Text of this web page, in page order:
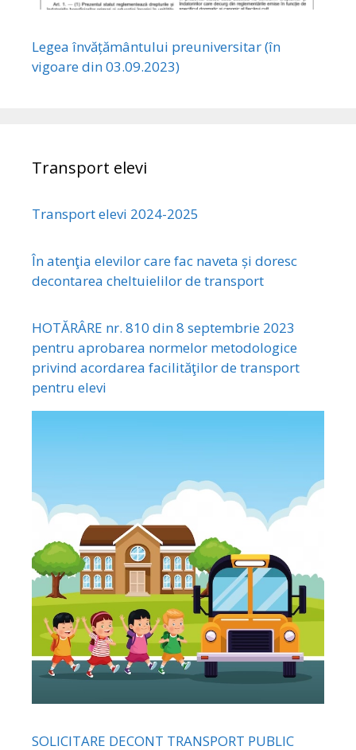
Legea învățământului preuniversitar (în
vigoare din 03.09.2023)
Transport elevi
Transport elevi 2024-2025
În atenţia elevilor care fac naveta și doresc
decontarea cheltuielilor de transport
HOTĂRÂRE nr. 810 din 8 septembrie 2023
pentru aprobarea normelor metodologice
privind acordarea facilităţilor de transport
pentru elevi
SOLICITARE DECONT TRANSPORT PUBLIC